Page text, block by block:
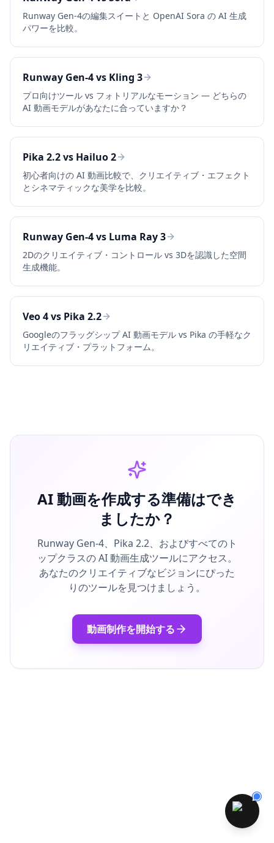
Runway Gen-4の編集スイートと OpenAI Sora の AI 生成
パワーを比較。
Runway Gen-4 vs Kling 3
プロ向けツール vs フォトリアルなモーション — どちらの
AI 動画モデルがあなたに合っていますか？
Pika 2.2 vs Hailuo 2
初心者向けの AI 動画比較で、クリエイティブ・エフェクト
とシネマティックな美学を比較。
Runway Gen-4 vs Luma Ray 3
2Dのクリエイティブ・コントロール vs 3Dを認識した空間
生成機能。
Veo 4 vs Pika 2.2
Googleのフラッグシップ AI 動画モデル vs Pika の手軽なク
リエイティブ・プラットフォーム。
AI 動画を作成する準備はでき
ましたか？
Runway Gen-4、Pika 2.2、およびすべてのト
ップクラスの AI 動画生成ツールにアクセス。
あなたのクリエイティブなビジョンにぴった
りのツールを見つけましょう。
動画制作を開始する